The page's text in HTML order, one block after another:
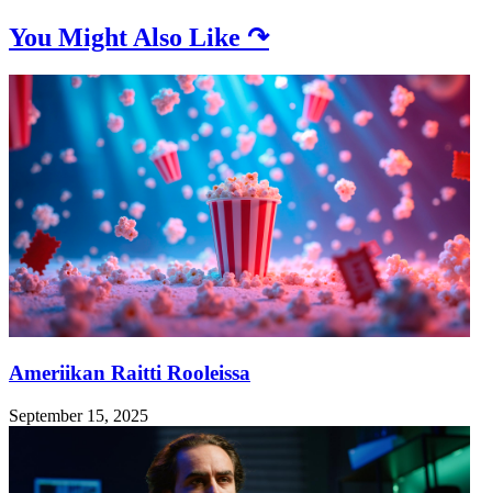
You Might Also Like ↷
Ameriikan Raitti Rooleissa
September 15, 2025